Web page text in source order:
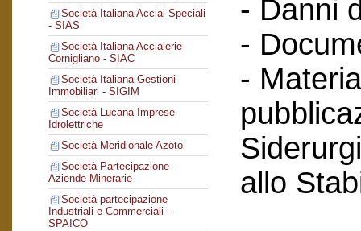
Società Italiana Acciai Speciali
- SIAS
Società Italiana Acciaierie
Cornigliano - SIAC
Società Italiana Gestioni
Immobiliari - SIGIM
Società Lucana Imprese
Idrolettriche
Società Meridionale Azoto
Società Partecipazione
Aziende Minerarie
Società partecipazione
Industriali e Commerciali -
SPAICO
- Danni
-
-
allo